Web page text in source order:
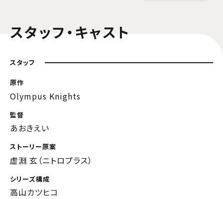
スタッフ・キャスト
スタッフ
原作
Olympus Knights
監督
あおきえい
ストーリー原案
虚淵 玄（ニトロプラス）
シリーズ構成
高山カツヒコ